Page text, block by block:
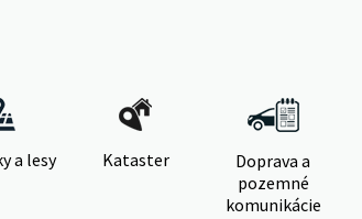
a lesy Kataster
Doprava a
pozemné
komunikácie